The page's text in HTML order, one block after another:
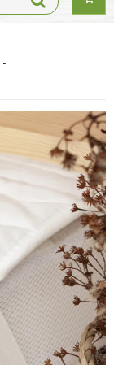
-